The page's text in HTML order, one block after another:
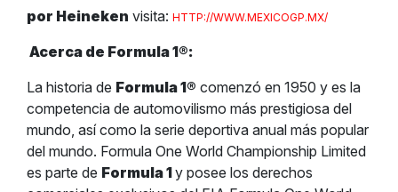
por Heineken visita: HTTP://WWW.MEXICOGP.MX/
Acerca de Formula 1®:
La historia de Formula 1® comenzó en 1950 y es la
competencia de automovilismo más prestigiosa del
mundo, así como la serie deportiva anual más popular
del mundo. Formula One World Championship Limited
es parte de Formula 1y posee los derechos